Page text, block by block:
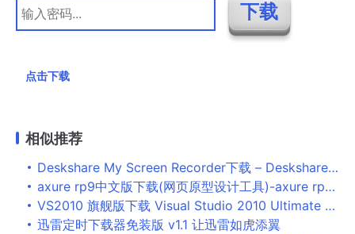
点击下载
相似推荐
Deskshare My Screen Recorder下载 – Deskshare My Screen Recorder 5.32 破解版
axure rp9中文版下载(网页原型设计工具)-axure rp9中文版免费下载v9.0.0.3611 破解版
VS2010 旗舰版下载 Visual Studio 2010 Ultimate VS2010中文旗舰版附可用KEY
迅雷定时下载器免装版 v1.1 让迅雷如虎添翼